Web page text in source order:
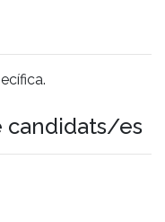
candidats/es